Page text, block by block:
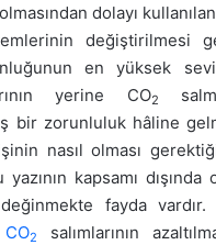
dolayı
değiştirilmesi
en yüksek
yerine CO2
bir zorunluluk hâline
nasıl olması
yazının kapsamı
fayda
CO2
salımlarının